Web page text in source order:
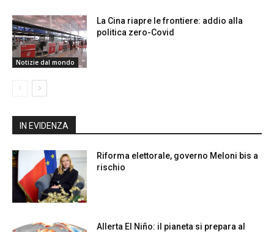
Notizie dal mondo
La Cina riapre le frontiere: addio alla
politica zero-Covid
IN EVIDENZA
Riforma elettorale, governo Meloni bis a
rischio
Allerta El Niño: il pianeta si prepara al